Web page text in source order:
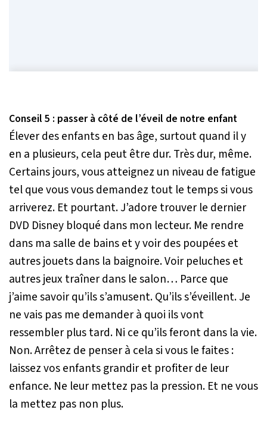
Conseil 5 : passer à côté de l’éveil de notre enfant
Élever des enfants en bas âge, surtout quand il y
en a plusieurs, cela peut être dur. Très dur, même.
Certains jours, vous atteignez un niveau de fatigue
tel que vous vous demandez tout le temps si vous
arriverez. Et pourtant. J’adore trouver le dernier
DVD Disney bloqué dans mon lecteur. Me rendre
dans ma salle de bains et y voir des poupées et
autres jouets dans la baignoire. Voir peluches et
autres jeux traîner dans le salon… Parce que
j’aime savoir qu’ils s’amusent. Qu’ils s’éveillent. Je
ne vais pas me demander à quoi ils vont
ressembler plus tard. Ni ce qu’ils feront dans la vie.
Non. Arrêtez de penser à cela si vous le faites :
laissez vos enfants grandir et profiter de leur
enfance. Ne leur mettez pas la pression. Et ne vous
la mettez pas non plus.